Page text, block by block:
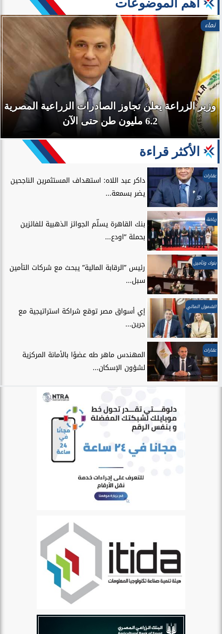
نماء
وزير الزراعة يعلن تجاوز الصادرات الزراعية المصرية
6.2 مليون طن حتى الآن
الأكثر قراءة
عقارات
داكر عبد اللاه: استهداف المستثمرين الناجحين
يضر بسمعة...
رياضة
بنك القاهرة يسلّم الجوائز الذهبية للفائزين
بحملة “اودع...
بنوك وتأمين
رئيس ”الرقابة المالية” يبحث مع شركات التأمين
سبل...
الشمول المالي
إي أسواق مصر توقع شراكة استراتيجية مع
جرين...
عقارات
المهندس ماهر طه عضوًا بالأمانة المركزية
لشؤون الإسكان...